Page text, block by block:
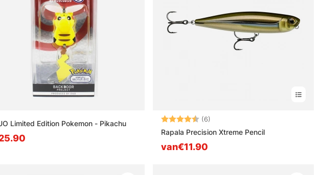
DUO Limited Edition Pokemon - Pikachu
Beoordeling:(6)
Rapala Precision Xtreme Pencil
van€11.90